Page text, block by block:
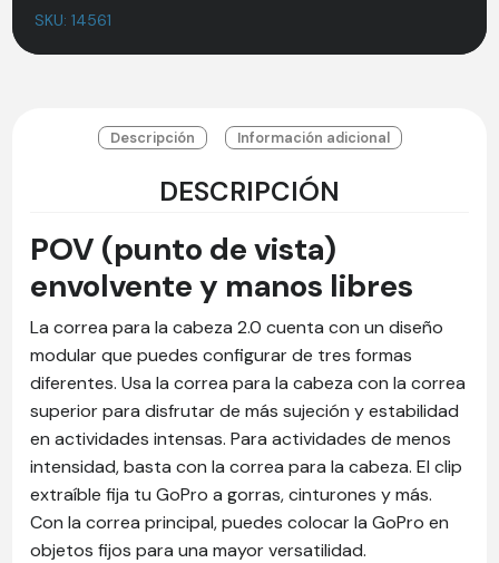
SKU:14561
Descripción Información adicional
DESCRIPCIÓN
POV (punto de vista)
envolvente y manos libres
La correa para la cabeza 2.0 cuenta con un diseño
modular que puedes configurar de tres formas
diferentes. Usa la correa para la cabeza con la correa
superior para disfrutar de más sujeción y estabilidad
en actividades intensas. Para actividades de menos
intensidad, basta con la correa para la cabeza. El clip
extraíble fija tu GoPro a gorras, cinturones y más.
Con la correa principal, puedes colocar la GoPro en
objetos fijos para una mayor versatilidad.